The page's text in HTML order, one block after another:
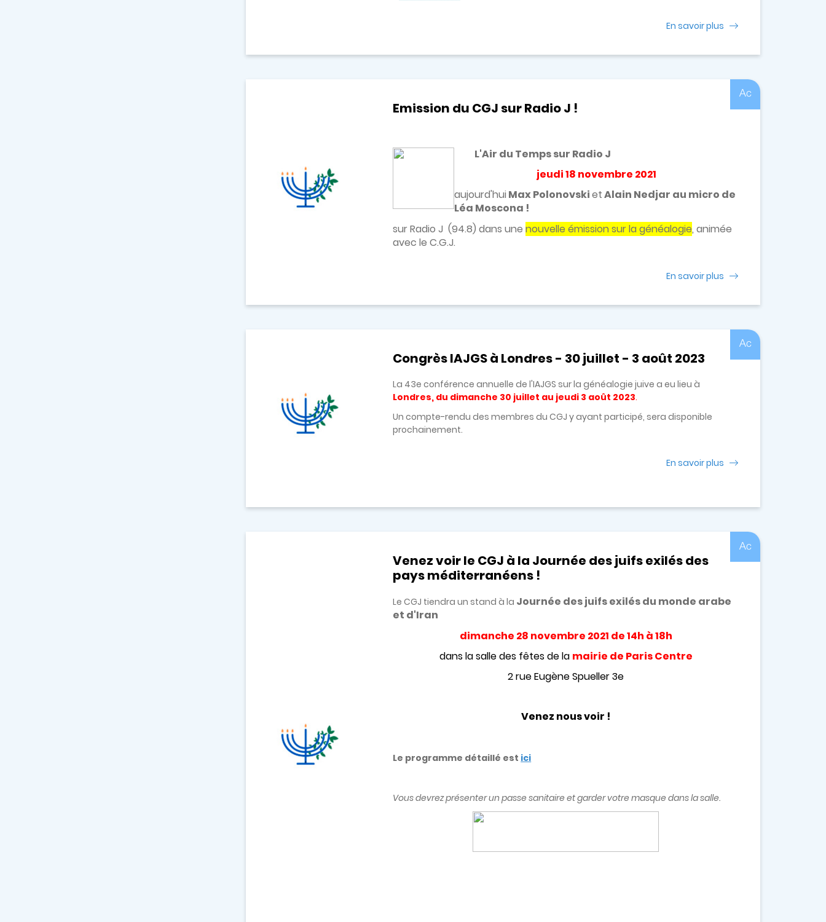
En savoir plus
Ac
Emission du CGJ sur Radio J !
L'Air du Tempssur Radio J
jeudi 18 novembre 2021
aujourd'hui Max PolonovskietAlain Nedjar au micro de
Léa Moscona !
sur Radio J (94.8) dans unenouvelle émission sur la généalogie, animée
avec le C.G.J.
En savoir plus
Ac
Congrès IAJGS à Londres - 30 juillet - 3 août 2023
La 43e conférence annuelle de l'IAJGS sur la généalogie juive a eu lieu à
Londres, du dimanche 30 juillet au jeudi 3 août 2023.
Un compte-rendu des membres du CGJ y ayant participé, sera disponible
prochainement.
En savoir plus
Ac
Venez voir le CGJ à la Journée des juifs exilés des
pays méditerranéens !
Le CGJ tiendra un stand à la Journée des juifs exilés du monde arabe
et d'Iran
dimanche 28 novembre 2021 de 14h à 18h
dans la salle des fêtes de la mairie de Paris Centre
2 rue Eugène Spueller 3e
Venez nous voir !
Le programme détaillé est ici
Vous devrez présenter un passe sanitaire et garder votre masque dans la salle.